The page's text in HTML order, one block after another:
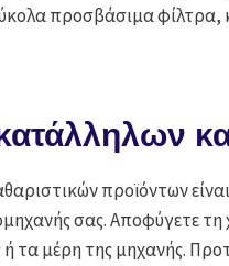
προσβάσιμα
προϊόντων
σας. Αποφύγετε
ή τα μέρη της μηχανής.